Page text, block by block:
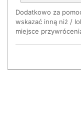
Dodatkowo za
wskazać inną niż /
miejsce